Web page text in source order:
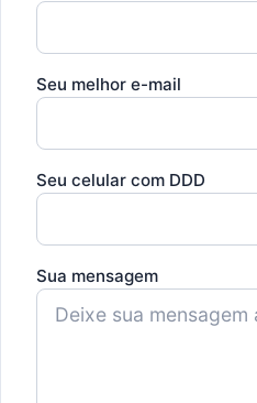
Seu melhor e-mail
Seu celular com DDD
Sua mensagem